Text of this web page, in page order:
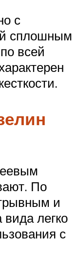
с
сплошным
всей
По
и
легко
с